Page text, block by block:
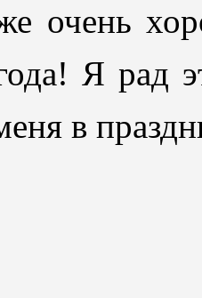
очень
Я рад
в